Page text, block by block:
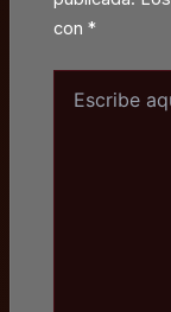
con*
aquí...